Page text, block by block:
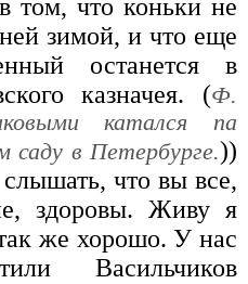
том, что коньки не
зимой, и что еще
останется в
казначея. (Ф.
катался па
саду в Петербурге.))
что вы все,
здоровы. Живу я
же хорошо. У нас
Васильчиков